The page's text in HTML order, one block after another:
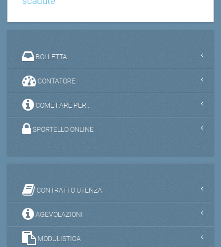
BOLLETTA
CONTATORE
COME FARE PER...
SPORTELLO ONLINE
CONTRATTO UTENZA
AGEVOLAZIONI
MODULISTICA